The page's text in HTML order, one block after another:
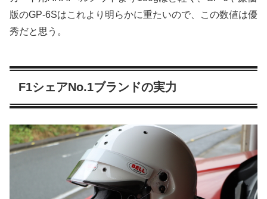
版のGP-6Sはこれより明らかに重たいので、この数値は優
秀だと思う。
F1シェアNo.1ブランドの実力